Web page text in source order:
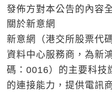
發佈方對本公告的內容
關於新意網
新意網（港交所股票代
資料中心服務商，為新
碼：0016）的主要科技
的連接能力，提供電訊